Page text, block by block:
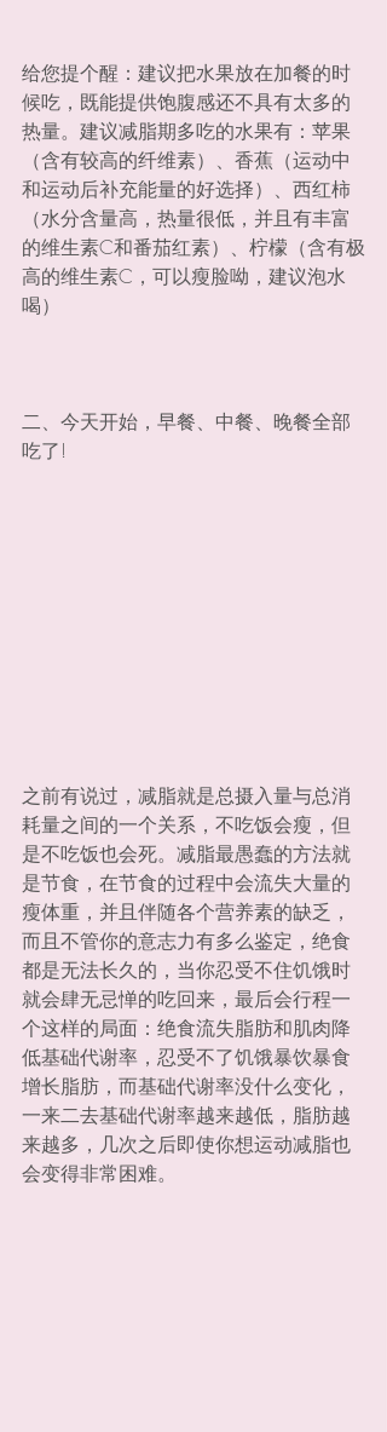
给您提个醒：建议把水果放在加餐的时
候吃，既能提供饱腹感还不具有太多的
热量。建议减脂期多吃的水果有：苹果
（含有较高的纤维素）、香蕉（运动中
和运动后补充能量的好选择）、西红柿
（水分含量高，热量很低，并且有丰富
的维生素C和番茄红素）、柠檬（含有极
高的维生素C，可以瘦脸呦，建议泡水
喝）
二、今天开始，早餐、中餐、晚餐全部
吃了!
之前有说过，减脂就是总摄入量与总消
耗量之间的一个关系，不吃饭会瘦，但
是不吃饭也会死。减脂最愚蠢的方法就
是节食，在节食的过程中会流失大量的
瘦体重，并且伴随各个营养素的缺乏，
而且不管你的意志力有多么鉴定，绝食
都是无法长久的，当你忍受不住饥饿时
就会肆无忌惮的吃回来，最后会行程一
个这样的局面：绝食流失脂肪和肌肉降
低基础代谢率，忍受不了饥饿暴饮暴食
增长脂肪，而基础代谢率没什么变化，
一来二去基础代谢率越来越低，脂肪越
来越多，几次之后即使你想运动减脂也
会变得非常困难。